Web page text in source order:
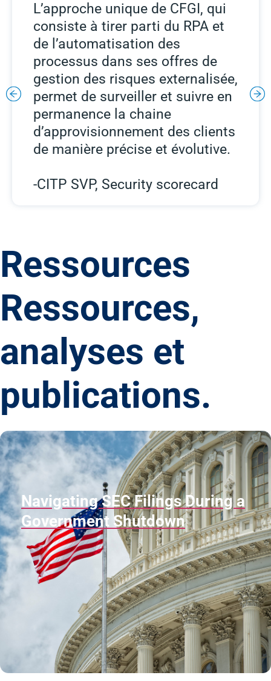
L’approche unique de CFGI, qui
consiste à tirer parti du RPA et
de l’automatisation des
processus dans ses offres de
gestion des risques externalisée,
permet de surveiller et suivre en
permanence la chaine
d’approvisionnement des clients
de manière précise et évolutive.
-CITP SVP, Security scorecard
Ressources
Ressources,
analyses et
publications.
Navigating SEC Filings During a
Government Shutdown